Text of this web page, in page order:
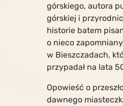
górskiego, autora
górskiej i
historie batem
o nieco
w Bieszczadach,
przypadał na lata
Opowieść o
dawnego